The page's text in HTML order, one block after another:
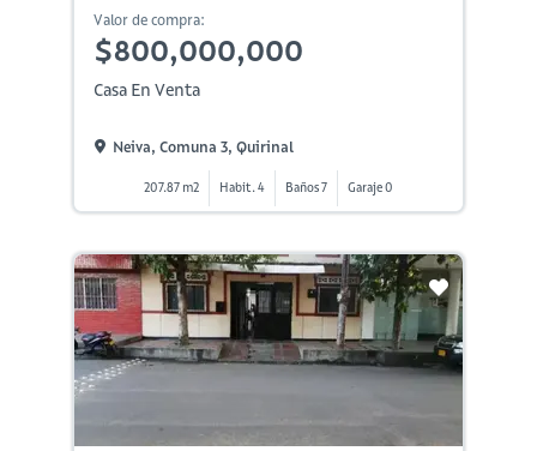
Valor de compra:
$800,000,000
Casa En Venta
Neiva, Comuna 3, Quirinal
207.87 m2 Habit. 4 Baños 7 Garaje 0